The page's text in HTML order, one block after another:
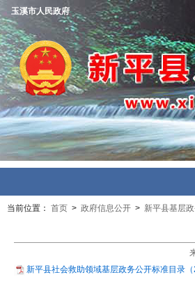
玉溪市人民政府
当前位置： 首页 > 政府信息公开 > 新平县基层
新平县社会救助领域基层政务公开标准目录